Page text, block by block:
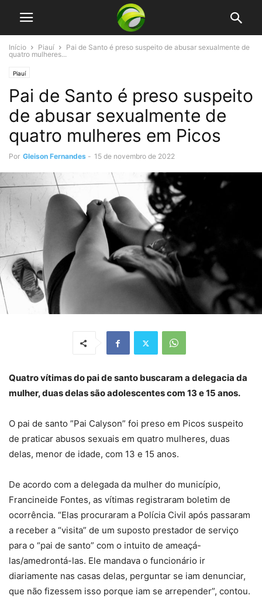
Início Piauí
Pai de Santo é preso suspeito de abusar sexualmente de
quatro mulheres...
Piauí
Pai de Santo é preso suspeito
de abusar sexualmente de
quatro mulheres em Picos
Por Gleison Fernandes - 15 de novembro de 2022
Quatro vítimas do pai de santo buscaram a delegacia da
mulher, duas delas são adolescentes com 13 e 15 anos.
O pai de santo ”Pai Calyson” foi preso em Picos suspeito
de praticar abusos sexuais em quatro mulheres, duas
delas, menor de idade, com 13 e 15 anos.
De acordo com a delegada da mulher do município,
Francineide Fontes, as vítimas registraram boletim de
ocorrência. “Elas procuraram a Polícia Civil após passaram
a receber a “visita” de um suposto prestador de serviço
para o “pai de santo” com o intuito de ameaçá-
las/amedrontá-las. Ele mandava o funcionário ir
diariamente nas casas delas, perguntar se iam denunciar,
que não fizessem isso porque iam se arrepender”, contou.